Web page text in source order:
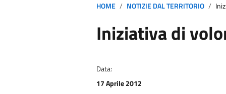
HOME NOTIZIE DAL TERRITORIO
Iniziativa di
Data:
17 Aprile 2012